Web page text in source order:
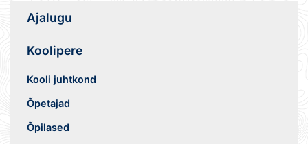
Ajalugu
Koolipere
Kooli juhtkond
Õpetajad
Õpilased